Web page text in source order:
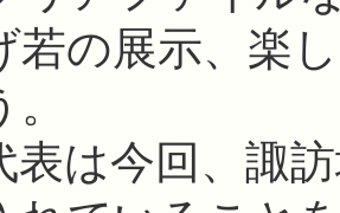
若の展示、楽
は今回、諏